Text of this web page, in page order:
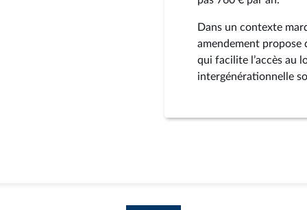
Dans un contexte
amendement propose
qui facilite l’accès au
intergénérationnelle